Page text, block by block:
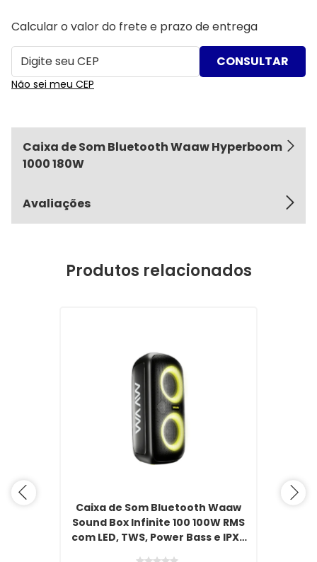
Calcular o valor do frete e prazo de entrega
Não sei meu CEP
Caixa de Som Bluetooth Waaw Hyperboom
1000 180W
Avaliações
Produtos relacionados
Caixa de Som Bluetooth Waaw
Sound Box Infinite 100 100W RMS
com LED, TWS, Power Bass e IPX4